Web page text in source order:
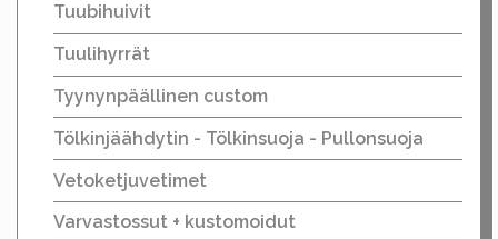
Tuubihuivit
Tuulihyrrät
Tyynynpäällinen custom
Tölkinjäähdytin - Tölkinsuoja - Pullonsuoja
Vetoketjuvetimet
Varvastossut + kustomoidut